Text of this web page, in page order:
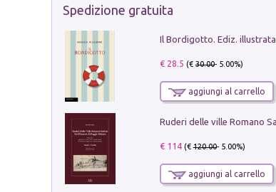
Spedizione gratuita
Il Bordigotto. Ediz. illustrata
€ 28.5 (€30.00- 5.00%)
aggiungi al carrello
€ 114(€120.00- 5.00%)
aggiungi al carrello